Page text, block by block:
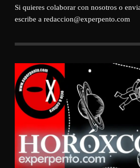
Si quieres colaborar con nosotros o
escribe a redaccion@experpento.com